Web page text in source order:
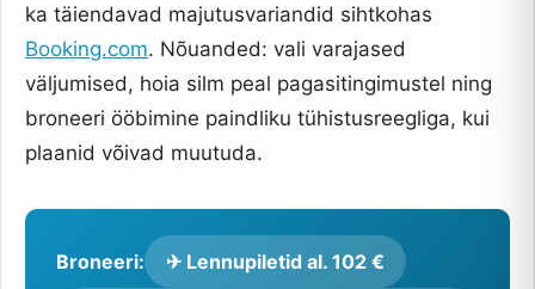
ka täiendavad majutusvariandid sihtkohas
Booking.com. Nõuanded: vali varajased
väljumised, hoia silm peal pagasitingimustel ning
broneeri ööbimine paindliku tühistusreegliga, kui
plaanid võivad muutuda.
Broneeri: ✈ Lennupiletid al. 102 €